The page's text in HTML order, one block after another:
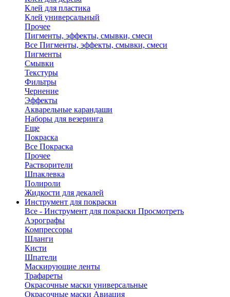
Клей для пластика
Клей универсальный
Прочее
Пигменты, эффекты, смывки, смеси
Все Пигменты, эффекты, смывки, смеси
Пигменты
Смывки
Текстуры
Фильтры
Чернение
Эффекты
Акварельные карандаши
Наборы для везеринга
Еще
Покраска
Все Покраска
Прочее
Растворители
Шпаклевка
Полироли
Жидкости для декалей
Инструмент для покраски
Все - Инструмент для покраски Просмотреть
Аэрографы
Компрессоры
Шланги
Кисти
Шпатели
Маскирующие ленты
Трафареты
Окрасочные маски универсальные
Окрасочные маски Авиация